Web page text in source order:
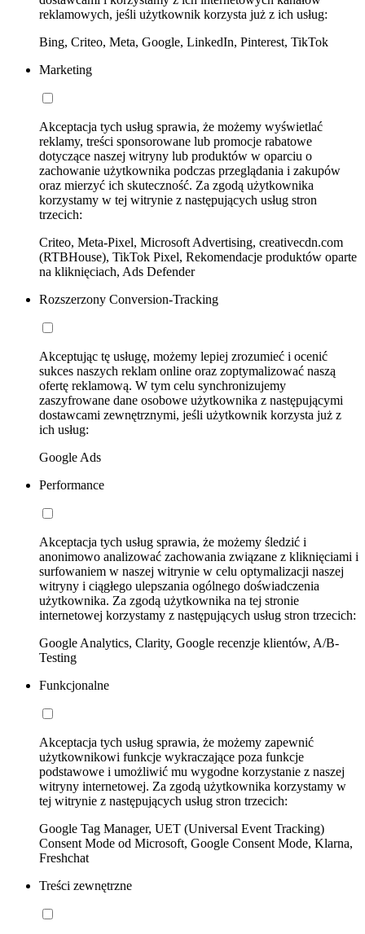
reklamowych, jeśli użytkownik korzysta już z ich usług:
Bing, Criteo, Meta, Google, LinkedIn, Pinterest, TikTok
Marketing
Akceptacja tych usług sprawia, że możemy wyświetlać
reklamy, treści sponsorowane lub promocje rabatowe
dotyczące naszej witryny lub produktów w oparciu o
zachowanie użytkownika podczas przeglądania i zakupów
oraz mierzyć ich skuteczność. Za zgodą użytkownika
korzystamy w tej witrynie z następujących usług stron
trzecich:
Criteo, Meta-Pixel, Microsoft Advertising, creativecdn.com
(RTBHouse), TikTok Pixel, Rekomendacje produktów oparte
na kliknięciach, Ads Defender
Rozszerzony Conversion-Tracking
Akceptując tę usługę, możemy lepiej zrozumieć i ocenić
sukces naszych reklam online oraz zoptymalizować naszą
ofertę reklamową. W tym celu synchronizujemy
zaszyfrowane dane osobowe użytkownika z następującymi
dostawcami zewnętrznymi, jeśli użytkownik korzysta już z
ich usług:
Google Ads
Performance
Akceptacja tych usług sprawia, że możemy śledzić i
anonimowo analizować zachowania związane z kliknięciami i
surfowaniem w naszej witrynie w celu optymalizacji naszej
witryny i ciągłego ulepszania ogólnego doświadczenia
użytkownika. Za zgodą użytkownika na tej stronie
internetowej korzystamy z następujących usług stron trzecich:
Google Analytics, Clarity, Google recenzje klientów, A/B-
Testing
Funkcjonalne
Akceptacja tych usług sprawia, że możemy zapewnić
użytkownikowi funkcje wykraczające poza funkcje
podstawowe i umożliwić mu wygodne korzystanie z naszej
witryny internetowej. Za zgodą użytkownika korzystamy w
tej witrynie z następujących usług stron trzecich:
Google Tag Manager, UET (Universal Event Tracking)
Consent Mode od Microsoft, Google Consent Mode, Klarna,
Freshchat
Treści zewnętrzne